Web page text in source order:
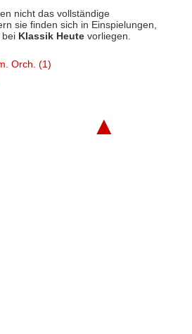
nicht das vollständige
sie finden sich in Einspielungen,
bei Klassik Heutevorliegen.
Orch. (1)
▲